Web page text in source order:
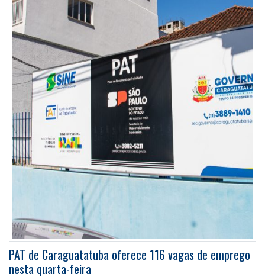
PAT de Caraguatatuba oferece 116 vagas de emprego
nesta quarta-feira